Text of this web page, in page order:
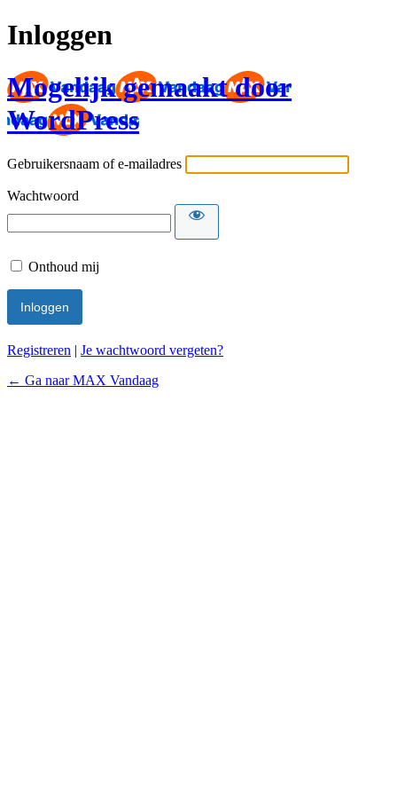
Inloggen
Mogelijk gemaakt door
WordPress
Gebruikersnaam of e-mailadres
Wachtwoord
Onthoud mij
Registreren | Je wachtwoord vergeten?
← Ga naar MAX Vandaag